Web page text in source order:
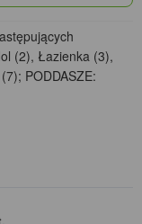
(2), Łazienka (3),
PODDASZE: